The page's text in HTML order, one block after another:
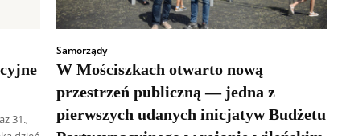
31.,
Samorządy
W Mościszkach otwarto nową
przestrzeń publiczną — jedna z
pierwszych udanych inicjatyw Budżetu